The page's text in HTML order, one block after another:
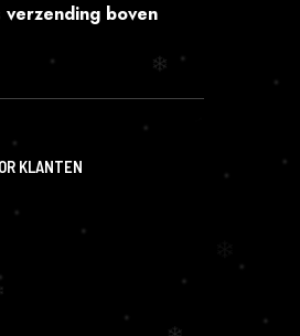
verzending boven
KLANTEN